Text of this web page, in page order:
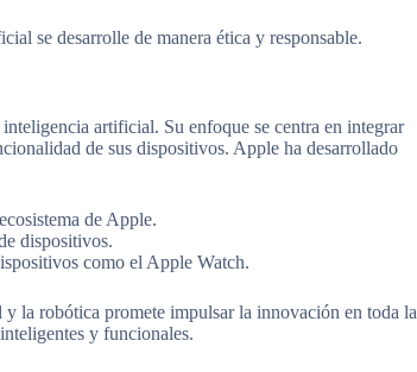
se desarrolle de manera ética y responsable.
artificial. Su enfoque se centra en integrar
de sus dispositivos. Apple ha desarrollado
de Apple.
dispositivos.
como el Apple Watch.
la robótica promete impulsar la innovación en toda la
y funcionales.